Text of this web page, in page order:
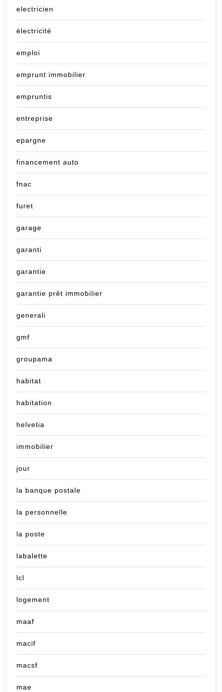
electricien
électricité
emploi
emprunt immobilier
empruntis
entreprise
epargne
financement auto
fnac
furet
garage
garanti
garantie
garantie prêt immobilier
generali
gmf
groupama
habitat
habitation
helvetia
immobilier
jour
la banque postale
la personnelle
la poste
labalette
lcl
logement
maaf
macif
macsf
mae